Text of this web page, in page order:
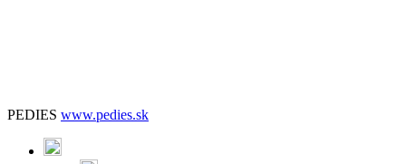
PEDIES www.pedies.sk